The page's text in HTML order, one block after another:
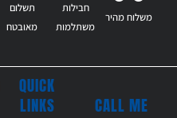
משלוח מהיר
חבילות
משתלמות
תשלום
מאובטח
QUICK
LINKS
CALL ME